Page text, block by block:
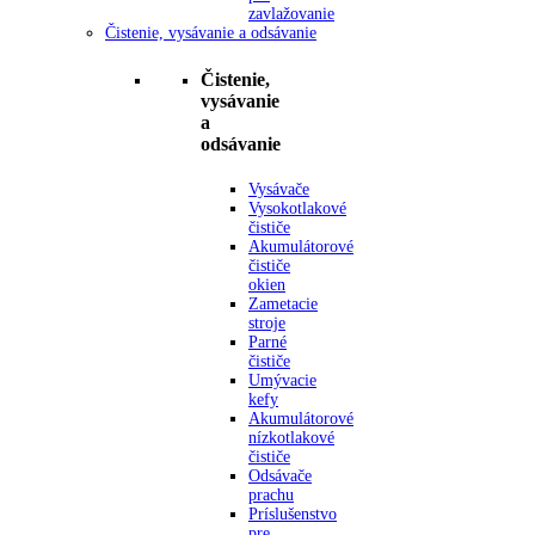
zavlažovanie
Čistenie, vysávanie a odsávanie
Čistenie,
vysávanie
a
odsávanie
Vysávače
Vysokotlakové
čističe
Akumulátorové
čističe
okien
Zametacie
stroje
Parné
čističe
Umývacie
kefy
Akumulátorové
nízkotlakové
čističe
Odsávače
prachu
Príslušenstvo